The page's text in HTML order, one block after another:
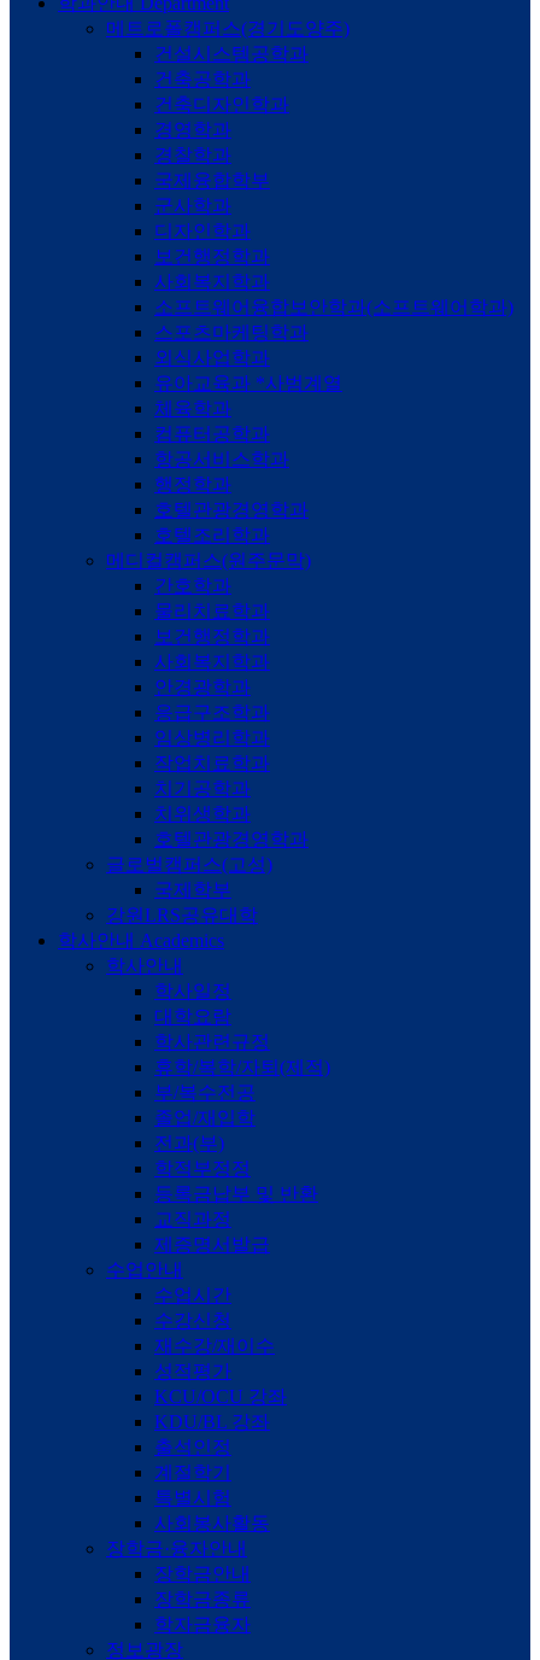
메트로폴캠퍼스(경기도양주)
건설시스템공학과
건축공학과
건축디자인학과
경영학과
경찰학과
국제융합학부
군사학과
디자인학과
보건행정학과
사회복지학과
소프트웨어융합보안학과(소프트웨어학과)
스포츠마케팅학과
외식사업학과
유아교육과 *사범계열
체육학과
컴퓨터공학과
항공서비스학과
행정학과
호텔관광경영학과
호텔조리학과
메디컬캠퍼스(원주문막)
간호학과
물리치료학과
보건행정학과
사회복지학과
안경광학과
응급구조학과
임상병리학과
작업치료학과
치기공학과
치위생학과
호텔관광경영학과
글로벌캠퍼스(고성)
국제학부
강원LRS공유대학
학사안내 Academics
학사안내
학사일정
대학요람
학사관련규정
휴학/복학/자퇴(제적)
부/복수전공
졸업/재입학
전과(부)
학적부정정
등록금납부 및 반환
교직과정
제증명서발급
수업안내
수업시간
수강신청
재수강/재이수
성적평가
KCU/OCU 강좌
KDU/BL 강좌
출석인정
계절학기
특별시험
사회봉사활동
장학금·융자안내
장학금안내
장학금종류
학자금융자
정보광장